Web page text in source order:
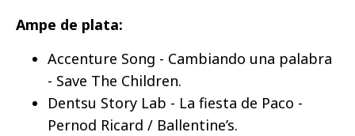
Ampe de plata:
Accenture Song - Cambiando una palabra
- Save The Children.
Dentsu Story Lab - La fiesta de Paco -
Pernod Ricard / Ballentine’s.